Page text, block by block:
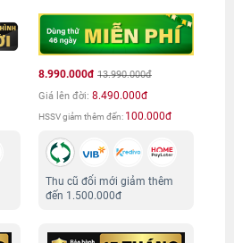
8.990.000đ 13.990.000đ
Giá lên đời: 8.490.000đ
HSSV giảm thêm đến: 100.000đ
Thu cũ đổi mới giảm thêm
đến 1.500.000đ